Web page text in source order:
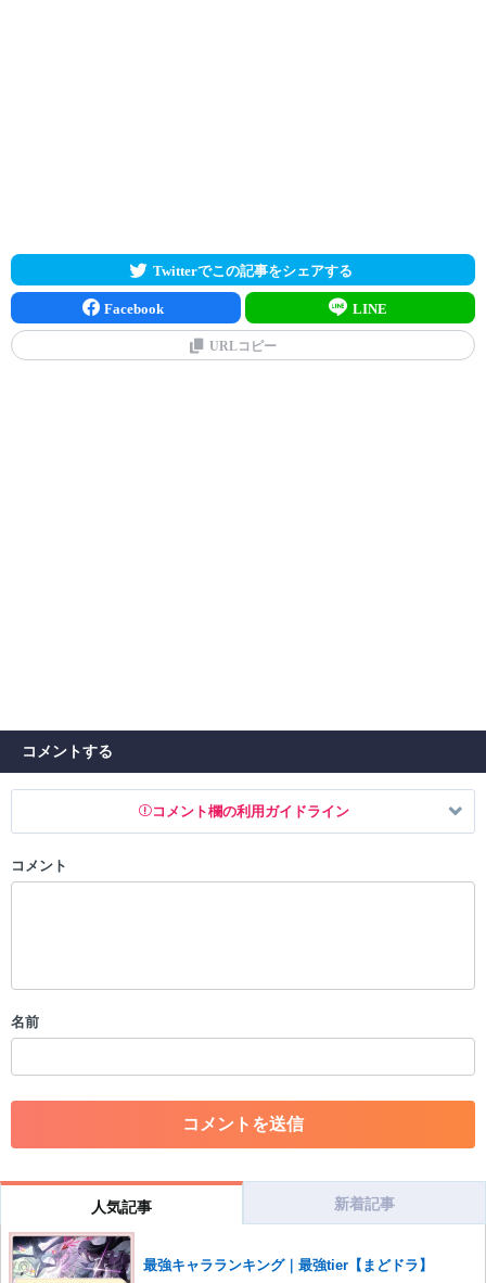
Twitterでこの記事をシェアする
Facebook LINE
URLコピー
コメントする
コメント欄の利用ガイドライン
以下の書き込みを禁止とし、場合によってはコメント削除や書き込み制
・一度削除された投稿を再び投稿すること
・アカウントの売買など金銭が絡む内容の投稿
・各ゲームのネタバレを含む内容の投稿
・その他、管理者が不適切と判断した投稿
だけますでしょうか。
※投稿内容を確認後、順次対応さ
せていただきます。ご了承ください。
※一度削除したコメントは復元ができませんのでご注意くだ
コメント
名前
人気記事 新着記事
最強キャラランキング｜最強tier【まどドラ】